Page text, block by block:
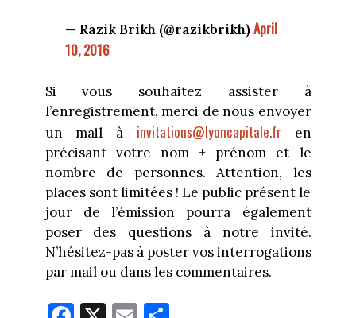
— Razik Brikh (@razikbrikh)April
10, 2016
Si vous souhaitez assister à
l’enregistrement, merci de nous envoyer
un mail à invitations@lyoncapitale.fr en
précisant votre nom + prénom et le
nombre de personnes. Attention, les
places sont limitées ! Le public présent le
jour de l’émission pourra également
poser des questions à notre invité.
N’hésitez-pas à poster vos interrogations
par mail ou dans les commentaires.